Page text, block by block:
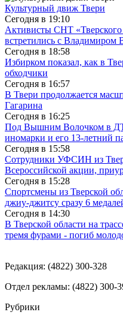
Культурный движ Твери
Сегодня в 19:10
Активисты СНТ «Тверского
встретились с Владимиром
Сегодня в 18:58
Избирком показал, как в
обходчики
Сегодня в 16:57
В Твери продолжается
Гагарина
Сегодня в 16:25
Под Вышним Волочком в
иномарки и его 13-летний
Сегодня в 15:58
Сотрудники УФСИН из
Всероссийской акции,
Сегодня в 15:28
Спортсмены из Тверской
джиу-джитсу сразу 6
Сегодня в 14:30
В Тверской области на
тремя фурами - погиб
Редакция: (4822) 300-328
Отдел рекламы: (4822) 300-
Рубрики